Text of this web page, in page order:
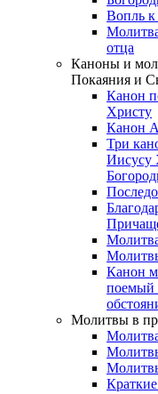
Вопль к
отца
Каноны и
Покаяния и
Канон
Христу
Канон
Три
Иисусу
Канон
поемый
Молитвы в